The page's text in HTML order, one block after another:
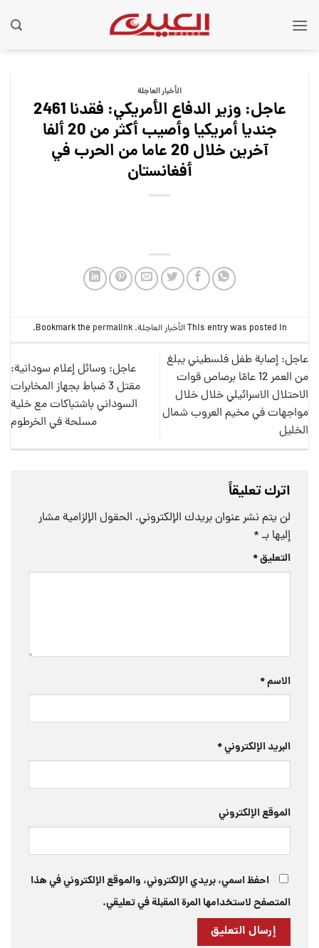
الأخبار العاجلة
عاجل: وزير الدفاع الأمريكي: فقدنا 2461
جنديا أمريكيا وأصيب أكثر من 20 ألفا
آخرين خلال 20 عاما من الحرب في
أفغانستان
This entry was posted inالأخبار العاجلة. Bookmark the
permalink
.
عاجل: إصابة طفل فلسطيني يبلغ
من العمر 12 عامًا برصاص قوات
الاحتلال الاسرائيلي خلال خلال
مواجهات في مخيم العروب شمال
الخليل
عاجل: وسائل إعلام سودانية:
مقتل 3 ضباط بجهاز المخابرات
السوداني باشتباكات مع خلية
مسلحة في الخرطوم
اترك تعليقاً
لن يتم نشر عنوان بريدك الإلكتروني. الحقول الإلزامية مشار
إليها بـ *
التعليق*
الاسم*
البريد الإلكتروني*
الموقع الإلكتروني
احفظ اسمي، بريدي الإلكتروني، والموقع الإلكتروني في هذا
المتصفح لاستخدامها المرة المقبلة في تعليقي.